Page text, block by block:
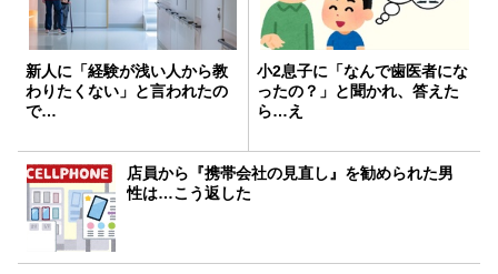
新人に「経験が浅い人から教
わりたくない」と言われたの
で…
小2息子に「なんで歯医者にな
ったの？」と聞かれ、答えた
ら…え
店員から『携帯会社の見直し』を勧められた男
性は…こう返した